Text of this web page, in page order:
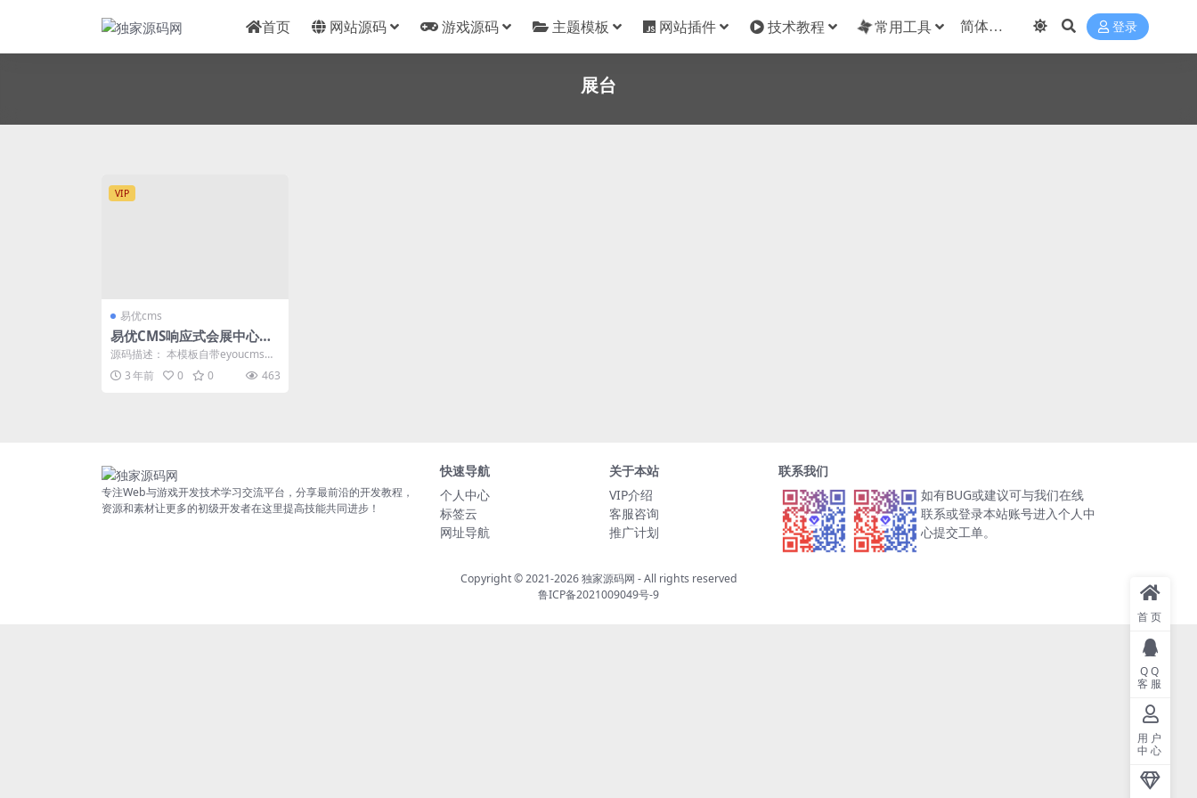
首页 网站源码 游戏源码 主题模板 网站插件 技术教程 常用工具 登录
展台
VIP
易优cms
易优CMS响应式会展中心展
览展厅展台网站模板
源码描述： 本模板自带eyoucms内
核，无需再下载eyou系统，原创设
计、手工...
3 年前 0 0 463
专注Web与游戏开发技术学习交流平台，分享最前沿的开发教程，
资源和素材让更多的初级开发者在这里提高技能共同进步！
快速导航
个人中心
标签云
网址导航
关于本站
VIP介绍
客服咨询
推广计划
联系我们
如有BUG或建议可与我们在线
联系或登录本站账号进入个人中
心提交工单。
Copyright © 2021-2026独家源码网 - All rights reserved
鲁ICP备2021009049号-9
首页
QQ
客服
用户
中心